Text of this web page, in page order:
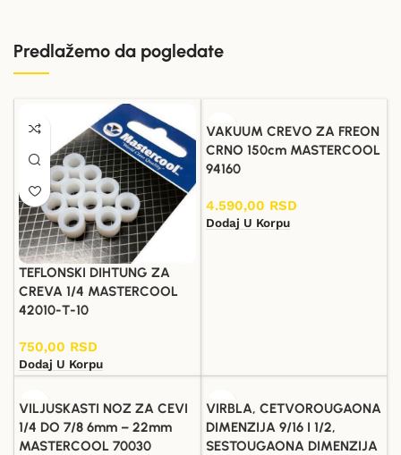
Predlažemo da pogledate
TEFLONSKI DIHTUNG ZA
CREVA 1/4 MASTERCOOL
42010-T-10
750,00 RSD
Dodaj U Korpu
VAKUUM CREVO ZA FREON
CRNO 150cm MASTERCOOL
94160
4.590,00 RSD
Dodaj U Korpu
VILJUSKASTI NOZ ZA CEVI
1/4 DO 7/8 6mm – 22mm
MASTERCOOL 70030
VIRBLA, CETVOROUGAONA
DIMENZIJA 9/16 I 1/2,
SESTOUGAONA DIMENZIJA